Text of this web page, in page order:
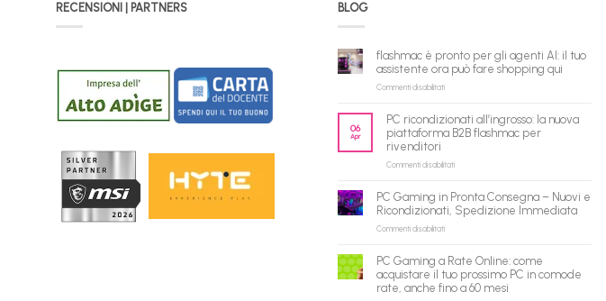
RECENSIONI | PARTNERS BLOG
flashmac è pronto per gli agenti AI: il tuo
assistente ora può fare shopping qui
Commenti disabilitatisu
pronto
per
agenti
tuo
assistente
shopping
qui
06
Apr
PC ricondizionati all’ingrosso: la nuova
piattaforma B2B flashmac per
rivenditori
Commenti disabilitatisu
all’ingrosso:
la
flashmac
per
rivenditori
PC Gaming in Pronta Consegna – Nuovi e
Ricondizionati, Spedizione Immediata
Commenti disabilitatisu
in
Pronta
Consegna
PC Gaming a Rate Online: come
acquistare il tuo prossimo PC in comode
rate, anche fino a 60 mesi